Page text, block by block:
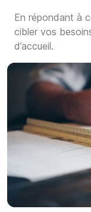
En répondant à
cibler vos
d’accueil.